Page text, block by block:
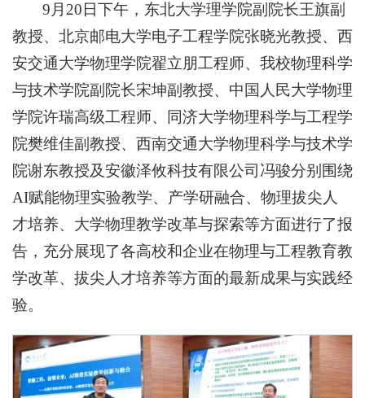
9月20日下午，东北大学理学院副院长王旗副
教授、北京邮电大学电子工程学院张晓光教授、西
安交通大学物理学院翟立朋工程师、我校物理科学
与技术学院副院长宋坤副教授、中国人民大学物理
学院许瑞高级工程师、同济大学物理科学与工程学
院樊维佳副教授、西南交通大学物理科学与技术学
院谢东教授及安徽泽攸科技有限公司冯骏分别围绕
AI赋能物理实验教学、产学研融合、物理拔尖人
才培养、大学物理教学改革与探索等方面进行了报
告，充分展现了各高校和企业在物理与工程教育教
学改革、拔尖人才培养等方面的最新成果与实践经
验。